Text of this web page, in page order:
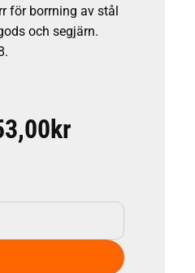
för borrning av stål
och segjärn.
kr